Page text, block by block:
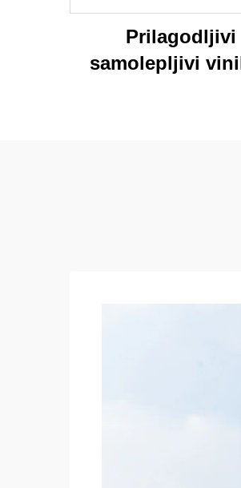
Prilagodljivi
samolepljivi